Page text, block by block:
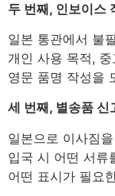
두 번째, 인보이스
일본 통관에서 불
개인 사용 목적,
영문 품명 작성을
세 번째, 별송품 신
일본으로 이사짐
입국 시 어떤 서류
어떤 표시가 필요